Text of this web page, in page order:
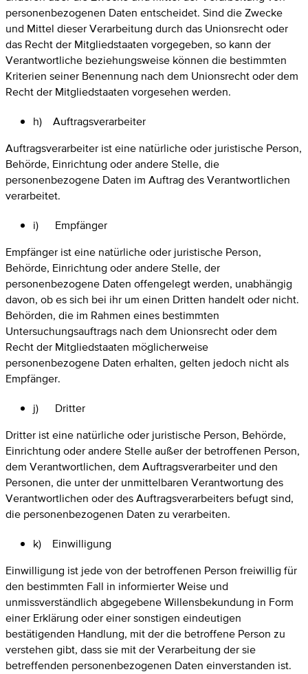
personenbezogenen Daten entscheidet. Sind die Zwecke
und Mittel dieser Verarbeitung durch das Unionsrecht oder
das Recht der Mitgliedstaaten vorgegeben, so kann der
Verantwortliche beziehungsweise können die bestimmten
Kriterien seiner Benennung nach dem Unionsrecht oder dem
Recht der Mitgliedstaaten vorgesehen werden.
h) Auftragsverarbeiter
Auftragsverarbeiter ist eine natürliche oder juristische Person,
Behörde, Einrichtung oder andere Stelle, die
personenbezogene Daten im Auftrag des Verantwortlichen
verarbeitet.
i) Empfänger
Empfänger ist eine natürliche oder juristische Person,
Behörde, Einrichtung oder andere Stelle, der
personenbezogene Daten offengelegt werden, unabhängig
davon, ob es sich bei ihr um einen Dritten handelt oder nicht.
Behörden, die im Rahmen eines bestimmten
Untersuchungsauftrags nach dem Unionsrecht oder dem
Recht der Mitgliedstaaten möglicherweise
personenbezogene Daten erhalten, gelten jedoch nicht als
Empfänger.
j) Dritter
Dritter ist eine natürliche oder juristische Person, Behörde,
Einrichtung oder andere Stelle außer der betroffenen Person,
dem Verantwortlichen, dem Auftragsverarbeiter und den
Personen, die unter der unmittelbaren Verantwortung des
Verantwortlichen oder des Auftragsverarbeiters befugt sind,
die personenbezogenen Daten zu verarbeiten.
k) Einwilligung
Einwilligung ist jede von der betroffenen Person freiwillig für
den bestimmten Fall in informierter Weise und
unmissverständlich abgegebene Willensbekundung in Form
einer Erklärung oder einer sonstigen eindeutigen
bestätigenden Handlung, mit der die betroffene Person zu
verstehen gibt, dass sie mit der Verarbeitung der sie
betreffenden personenbezogenen Daten einverstanden ist.